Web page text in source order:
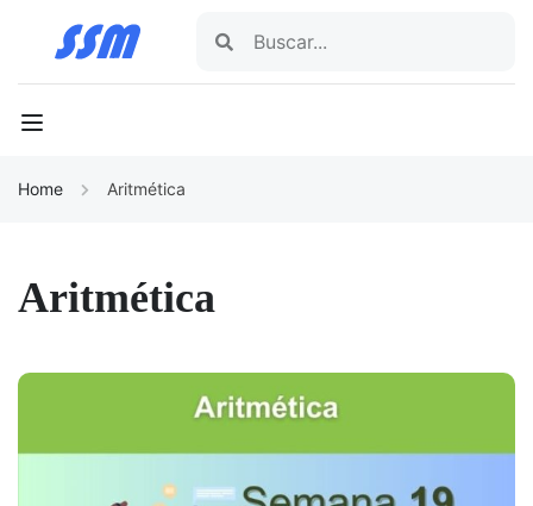
Home Aritmética
Aritmética